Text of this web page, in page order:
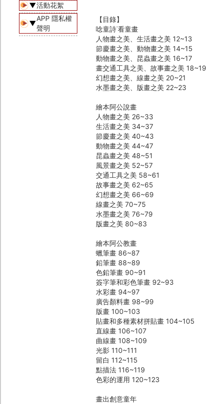
▼活動花絮
▼
APP 隱私權
聲明
【目錄】
唸童詩˙看童畫
人物畫之美、生活畫之美 12~13
節慶畫之美、動物畫之美 14~15
動物畫之美、昆蟲畫之美 16~17
畫交通工具之美、故事畫之美 18~19
幻想畫之美、線畫之美 20~21
水墨畫之美、版畫之美 22~23
繪本阿公說畫
人物畫之美 26~33
生活畫之美 34~37
節慶畫之美 40~43
動物畫之美 44~47
昆蟲畫之美 48~51
風景畫之美 52~57
交通工具之美 58~61
故事畫之美 62~65
幻想畫之美 66~69
線畫之美 70~75
水墨畫之美 76~79
版畫之美 80~83
繪本阿公教畫
蠟筆畫 86~87
鉛筆畫 88~89
色鉛筆畫 90~91
簽字筆和彩色筆畫 92~93
水彩畫 94~97
廣告顏料畫 98~99
版畫 100~103
貼畫和多種素材拼貼畫 104~105
直線畫 106~107
曲線畫 108~109
光影 110~111
留白 112~115
點描法 116~119
色彩的運用 120~123
畫出創意童年